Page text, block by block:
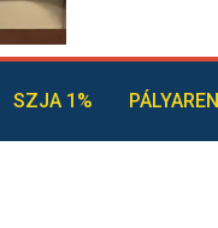
SZJA 1%